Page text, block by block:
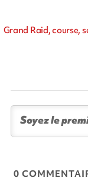
Grand Raid, course,
0